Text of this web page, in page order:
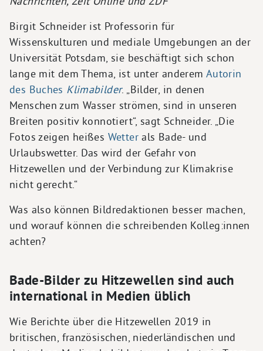
Birgit Schneider ist Professorin für
Wissenskulturen und mediale Umgebungen an der
Universität Potsdam, sie beschäftigt sich schon
lange mit dem Thema, ist unter anderem Autorin
des Buches Klimabilder. „Bilder, in denen
Menschen zum Wasser strömen, sind in unseren
Breiten positiv konnotiert“, sagt Schneider. „Die
Fotos zeigen heißes Wetterals Bade- und
Urlaubswetter. Das wird der Gefahr von
Hitzewellen und der Verbindung zur Klimakrise
nicht gerecht.“
Was also können Bildredaktionen besser machen,
und worauf können die schreibenden Kolleg:innen
achten?
Bade-Bilder zu Hitzewellen sind auch
international in Medien üblich
Wie Berichte über die Hitzewellen 2019 in
britischen, französischen, niederländischen und